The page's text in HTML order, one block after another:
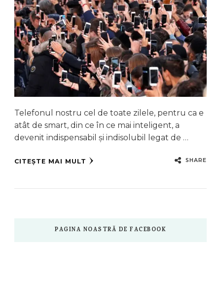
Telefonul nostru cel de toate zilele, pentru ca e
atât de smart, din ce în ce mai inteligent, a
devenit indispensabil și indisolubil legat de …
CITEȘTE MAI MULT SHARE
PAGINA NOASTRĂ DE FACEBOOK